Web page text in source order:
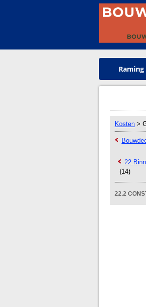
Kosten >
22
(14)
22.2